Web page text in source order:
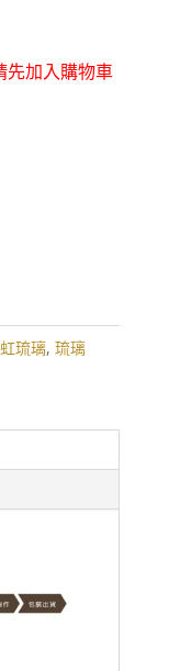
先加入購物車
琉璃, 琉璃